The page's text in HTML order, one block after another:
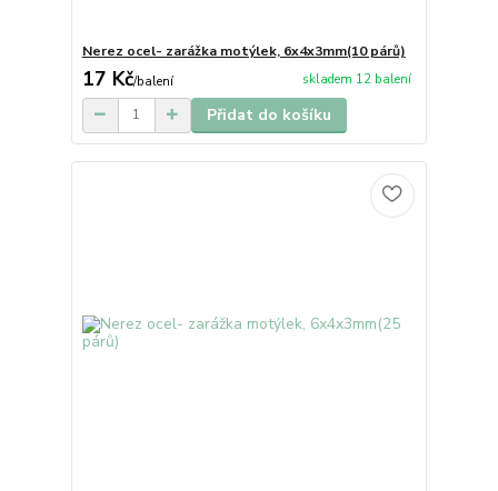
Nerez ocel- zarážka motýlek, 6x4x3mm(10 párů)
17 Kč/balení skladem 12 balení
Přidat do košíku